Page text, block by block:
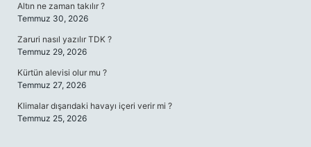
Altın ne zaman takılır ?
Temmuz 30, 2026
Zaruri nasıl yazılır TDK ?
Temmuz 29, 2026
Kürtün alevisi olur mu ?
Temmuz 27, 2026
Klimalar dışarıdaki havayı içeri verir mi ?
Temmuz 25, 2026